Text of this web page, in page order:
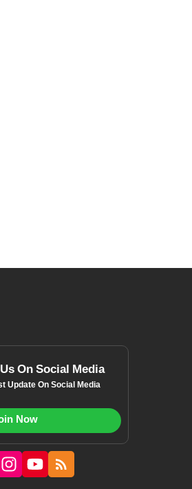
On Social Media
Update On Social Media
Now